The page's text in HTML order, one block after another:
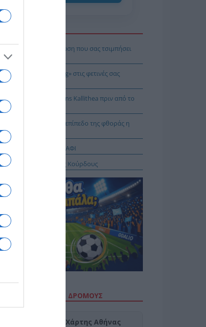
να κάνετε σε περίπτωση που σας τσιμπήσει
«smart spending» στις φετινές σας
τζενεράλε με Athens Kallithea πριν από το
Στο κεκλιμένο επίπεδο της φθοράς η
Μητσοτάκη
ΑΠΟ ΤΟ ΠΑΝΩ ΡΑΦΙ
του Ισραήλ για τους Κούρδους
ΤΗΝ ΚΙΝΗΣΗ ΣΤΟΥΣ ΔΡΌΜΟΥΣ
Κίνηση Τώρα: Live Χάρτης Αθήνας